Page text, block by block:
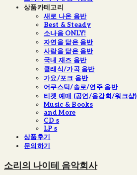
상품카테고리
새로 나온 음반
Best & Steady
소나음 ONLY!
자연을 닮은 음반
사람을 닮은 음반
국내 재즈 음반
클래식/가곡 음반
가요/포크 음반
어쿠스틱/솔로/연주 음반
티켓 예매 (공연/음감회/워크샵)
Music & Books
and More
CD s
LP s
상품후기
문의하기
소리의 나이테 음악회사